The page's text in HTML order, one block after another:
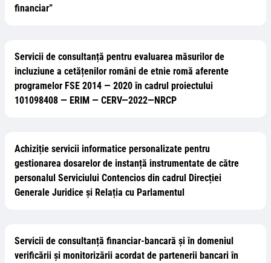
financiar”
Servicii de consultanță pentru evaluarea măsurilor de
incluziune a cetățenilor români de etnie romă aferente
programelor FSE 2014 — 2020 în cadrul proiectului
101098408 — ERIM — CERV—2022—NRCP
Achiziție servicii informatice personalizate pentru
gestionarea dosarelor de instanță instrumentate de către
personalul Serviciului Contencios din cadrul Direcției
Generale Juridice și Relația cu Parlamentul
Servicii de consultanță financiar-bancară și în domeniul
verificării și monitorizării acordat de partenerii bancari în